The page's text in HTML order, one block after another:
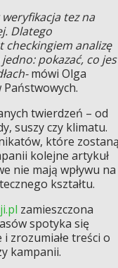
tez na
Dlatego
checkingiem analizę
pokazać, co
mówi Olga
twierdzeń – od
suszy czy klimatu.
które
kolejne artykuł
nie mają wpływu na
kształtu.
zamieszczona
spotyka się
zrozumiałe treści o
kampanii.